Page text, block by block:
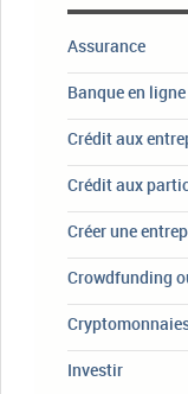
Assurance
Banque en ligne
Crédit aux
Crédit aux
Créer une
Crowdfunding
Investir